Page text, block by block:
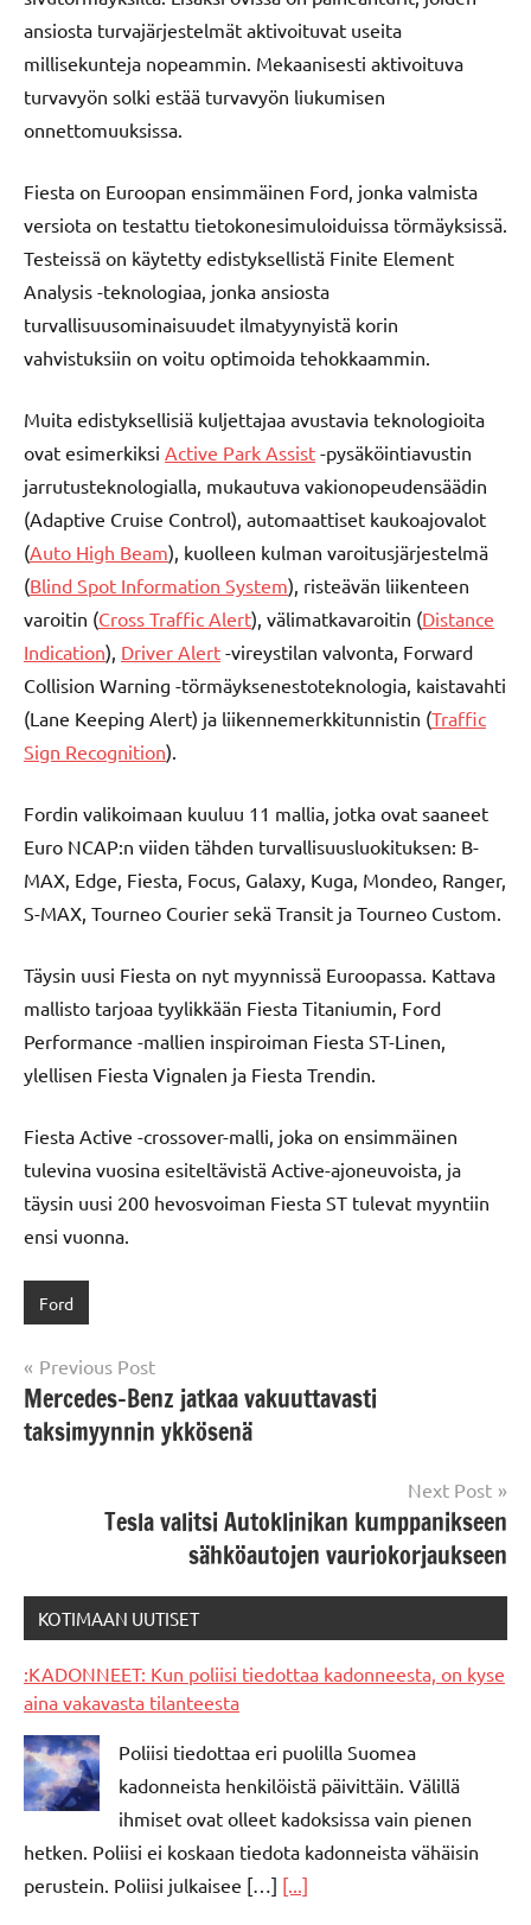
ansiosta turvajärjestelmät aktivoituvat useita
millisekunteja nopeammin. Mekaanisesti aktivoituva
turvavyön solki estää turvavyön liukumisen
onnettomuuksissa.
Fiesta on Euroopan ensimmäinen Ford, jonka valmista
versiota on testattu tietokonesimuloiduissa törmäyksissä.
Testeissä on käytetty edistyksellistä Finite Element
Analysis -teknologiaa, jonka ansiosta
turvallisuusominaisuudet ilmatyynyistä korin
vahvistuksiin on voitu optimoida tehokkaammin.
Muita edistyksellisiä kuljettajaa avustavia teknologioita
ovat esimerkiksi Active Park Assist -pysäköintiavustin
jarrutusteknologialla, mukautuva vakionopeudensäädin
(Adaptive Cruise Control), automaattiset kaukoajovalot
(Auto High Beam), kuolleen kulman varoitusjärjestelmä
(Blind Spot Information System), risteävän liikenteen
varoitin (Cross Traffic Alert), välimatkavaroitin (Distance
Indication), Driver Alert -vireystilan valvonta, Forward
Collision Warning -törmäyksenestoteknologia, kaistavahti
(Lane Keeping Alert) ja liikennemerkkitunnistin (Traffic
Sign Recognition).
Fordin valikoimaan kuuluu 11 mallia, jotka ovat saaneet
Euro NCAP:n viiden tähden turvallisuusluokituksen: B-
MAX, Edge, Fiesta, Focus, Galaxy, Kuga, Mondeo, Ranger,
S-MAX, Tourneo Courier sekä Transit ja Tourneo Custom.
Täysin uusi Fiesta on nyt myynnissä Euroopassa. Kattava
mallisto tarjoaa tyylikkään Fiesta Titaniumin, Ford
Performance -mallien inspiroiman Fiesta ST-Linen,
ylellisen Fiesta Vignalen ja Fiesta Trendin.
Fiesta Active -crossover-malli, joka on ensimmäinen
tulevina vuosina esiteltävistä Active-ajoneuvoista, ja
täysin uusi 200 hevosvoiman Fiesta ST tulevat myyntiin
ensi vuonna.
Ford
Post
navigation
Previous Post
Mercedes-Benz jatkaa vakuuttavasti
taksimyynnin ykkösenä
Next Post
Tesla valitsi Autoklinikan kumppanikseen
sähköautojen vauriokorjaukseen
KOTIMAAN UUTISET
:KADONNEET: Kun poliisi tiedottaa kadonneesta, on kyse
aina vakavasta tilanteesta
Poliisi tiedottaa eri puolilla Suomea
kadonneista henkilöistä päivittäin. Välillä
ihmiset ovat olleet kadoksissa vain pienen
hetken. Poliisi ei koskaan tiedota kadonneista vähäisin
perustein. Poliisi julkaisee […] [...]